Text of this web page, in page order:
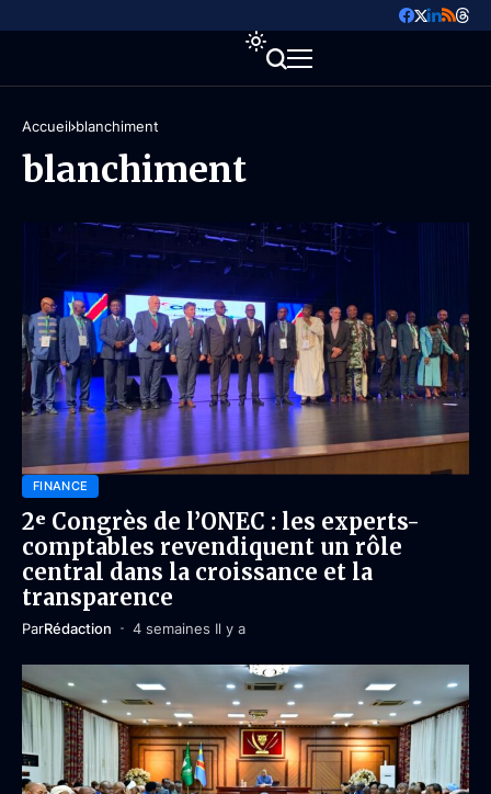
Accueil blanchiment
blanchiment
FINANCE
2ᵉ Congrès de l’ONEC : les experts-
comptables revendiquent un rôle
central dans la croissance et la
transparence
ParRédaction 4 semaines Il y a